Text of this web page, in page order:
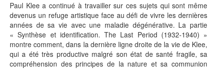
Paul Klee a continué à travailler sur ces sujets qui sont même
devenus un refuge artistique face au défi de vivre les dernières
années de sa vie avec une maladie dégénérative. La partie
« Synthèse et identification. The Last Period (1932-1940) »
montre comment, dans la dernière ligne droite de la vie de Klee,
qui a été très productive malgré son état de santé fragile, sa
compréhension des principes de la nature et sa communion